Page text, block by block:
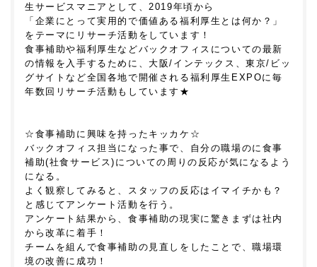
生サービスマニアとして、2019年頃から
「企業にとって実用的で価値ある福利厚生とは何か？」
をテーマにリサーチ活動をしています！
食事補助や福利厚生などバックオフィスについての最新
の情報を入手するために、大阪/インテックス、東京/ビッ
グサイトなど全国各地で開催される福利厚生EXPOに毎
年数回リサーチ活動もしています★
☆食事補助に興味を持ったキッカケ☆
バックオフィス担当になった事で、自分の職場のに食事
補助(社食サービス)についての周りの反応が気になるよう
になる。
よく観察してみると、スタッフの反応はイマイチかも？
と感じてアンケート活動を行う。
アンケート結果から、食事補助の現実に驚きまずは社内
から改革に着手！
チームを組んで食事補助の見直しをしたことで、職場環
境の改善に成功！